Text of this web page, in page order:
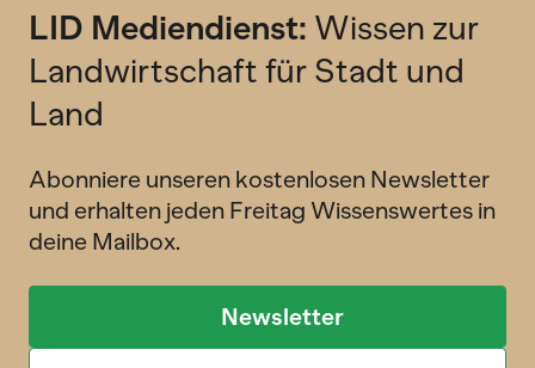
LID Mediendienst: Wissen zur
Landwirtschaft für Stadt und
Land
Abonniere unseren kostenlosen Newsletter
und erhalten jeden Freitag Wissenswertes in
deine Mailbox.
Newsletter